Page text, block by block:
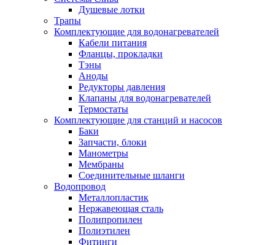
Условия возврата товара
Обмен и возврат товара
Душевые лотки
Трапы
Комплектующие для водонагревателей
Кабели питания
Фланцы, прокладки
Тэны
Аноды
Редукторы давления
Клапаны для водонагревателей
Термостаты
Комплектующие для станций и насосов
Баки
Запчасти, блоки
Манометры
Мембраны
Соединительные шланги
Водопровод
Металлопластик
Нержавеющая сталь
Полипропилен
Полиэтилен
Фитинги